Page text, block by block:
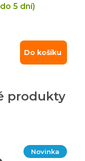
5 dní)
Do košíku
produkty
Novinka